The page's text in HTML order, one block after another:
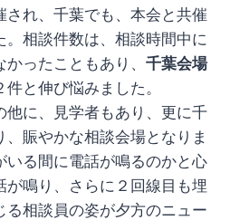
され、千葉でも、本会と共催
。相談件数は、相談時間中に
ったこともあり、 千葉会場
と伸び悩みました。
他に、見学者もあり、更に千
賑やかな相談会場となりま
いる間に電話が鳴るのかと心
鳴り、さらに２回線目も埋
る相談員の姿が夕方のニュー